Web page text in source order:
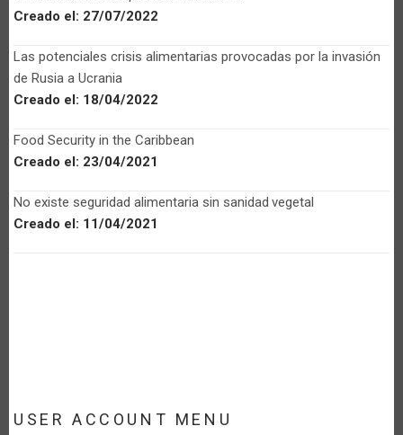
Creado el: 27/07/2022
Las potenciales crisis alimentarias provocadas por la invasión
de Rusia a Ucrania
Creado el: 18/04/2022
Food Security in the Caribbean
Creado el: 23/04/2021
No existe seguridad alimentaria sin sanidad vegetal
Creado el: 11/04/2021
USER ACCOUNT MENU